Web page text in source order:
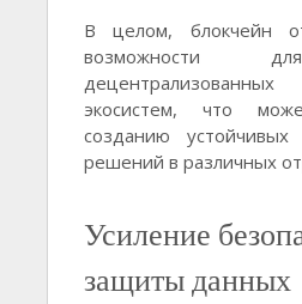
В целом, блокчейн
возможности
экосистем, что
созданию
решений в различных
Усиление
защиты данных